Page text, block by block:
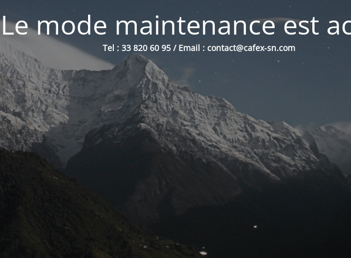
Le mode maintenance est
Tel : 33 820 60 95 / Email : contact@cafex-sn.com